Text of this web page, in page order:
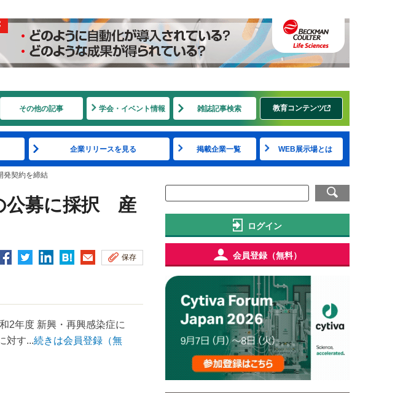
その他の記事 学会・イベント情報 雑誌記事検索 教育コンテンツ
企業リリースを見る 掲載企業一覧 WEB展示場とは
発契約を締結
公募に採択 産
保存
2年度 新興・再興感染症に
対す...続きは会員登録（無
ログイン
会員登録（無料）